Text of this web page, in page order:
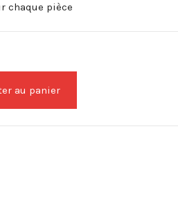
chaque pièce
au panier